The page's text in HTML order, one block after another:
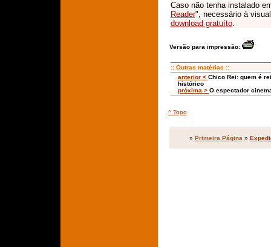
Caso não tenha instalado
Reader", necessário à
download gratuíto.
Versão para impressão:
:: Outras matérias ::
anterior < Chico Rei: quem é
histórico
próxima > O espectador
^ Topo
» Primeira Página »